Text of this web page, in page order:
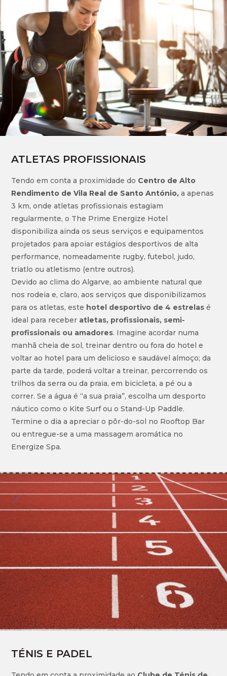
ATLETAS PROFISSIONAIS
Tendo em conta a proximidade do Centro de Alto
Rendimento de Vila Real de Santo António, a apenas
3 km, onde atletas profissionais estagiam
regularmente, o The Prime Energize Hotel
disponibiliza ainda os seus serviços e equipamentos
projetados para apoiar estágios desportivos de alta
performance, nomeadamente rugby, futebol, judo,
triatlo ou atletismo (entre outros).
Devido ao clima do Algarve, ao ambiente natural que
nos rodeia e, claro, aos serviços que disponibilizamos
para os atletas, este hotel desportivo de 4 estrelas é
ideal para receber atletas, profissionais, semi-
profissionais ou amadores. Imagine acordar numa
manhã cheia de sol, treinar dentro ou fora do hotel e
voltar ao hotel para um delicioso e saudável almoço; da
parte da tarde, poderá voltar a treinar, percorrendo os
trilhos da serra ou da praia, em bicicleta, a pé ou a
correr. Se a água é “a sua praia”, escolha um desporto
náutico como o Kite Surf ou o Stand-Up Paddle.
Termine o dia a apreciar o pôr-do-sol no Rooftop Bar
ou entregue-se a uma massagem aromática no
Energize Spa.
TÉNIS E PADEL